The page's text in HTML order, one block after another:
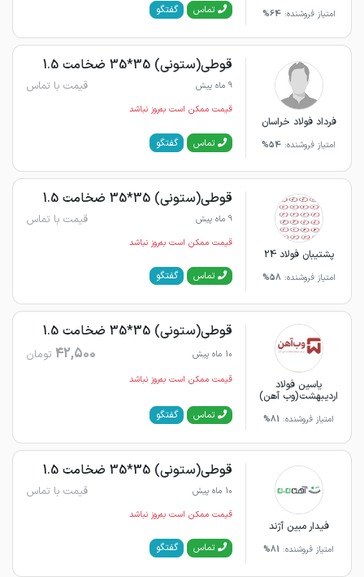
امتیاز فروشنده:64% تماس گفتگو
فرداد فولاد خراسان
امتیاز فروشنده: 54%
قوطی(ستونی) 35*35 ضخامت 1.5
9 ماه پیش قیمت با تماس
قیمت ممکن است به‌روز نباشد
تماس گفتگو
پشتیبان فولاد 24
امتیاز فروشنده: 58%
قوطی(ستونی) 35*35 ضخامت 1.5
9 ماه پیش قیمت با تماس
قیمت ممکن است به‌روز نباشد
تماس گفتگو
یاسین فولاد
اردیبهشت(وب آهن)
امتیاز فروشنده: 81%
قوطی(ستونی) 35*35 ضخامت 1.5
10 ماه پیش 42,500 تومان
قیمت ممکن است به‌روز نباشد
تماس گفتگو
فیدار مبین آژند
امتیاز فروشنده: 81%
قوطی(ستونی) 35*35 ضخامت 1.5
10 ماه پیش قیمت با تماس
قیمت ممکن است به‌روز نباشد
تماس گفتگو